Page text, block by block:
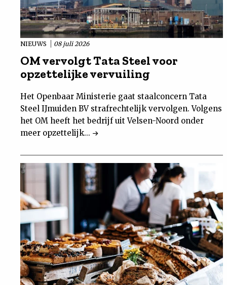
NIEUWS 08 juli 2026
OM vervolgt Tata Steel voor
opzettelijke vervuiling
Het Openbaar Ministerie gaat staalconcern Tata
Steel IJmuiden BV strafrechtelijk vervolgen. Volgens
het OM heeft het bedrijf uit Velsen-Noord onder
meer opzettelijk...